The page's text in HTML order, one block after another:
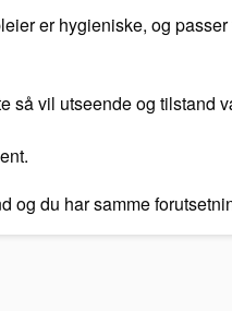
er hygieniske, og
så vil utseende og tilstand
og du har samme